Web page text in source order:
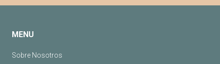
MENU
Sobre Nosotros